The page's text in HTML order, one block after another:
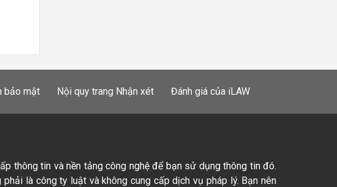
bảo mật Nội quy trang Nhận xét Đánh giá của iLAW
thông tin và nền tảng công nghệ để bạn sử dụng thông tin đó.
phải là công ty luật và không cung cấp dịch vụ pháp lý. Bạn nên